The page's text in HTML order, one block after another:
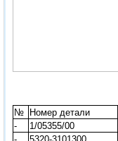
№ Номер детали
-
1/05355/00
-
5320-3101300